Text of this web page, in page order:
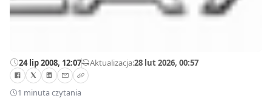
24 lip 2008, 12:07—Aktualizacja:28 lut 2026, 00:57
1 minuta czytania